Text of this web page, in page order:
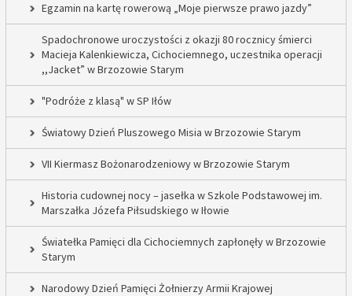
Egzamin na kartę rowerową „Moje pierwsze prawo jazdy”
Spadochronowe uroczystości z okazji 80 rocznicy śmierci
Macieja Kalenkiewicza, Cichociemnego, uczestnika operacji
,,Jacket” w Brzozowie Starym
"Podróże z klasą" w SP Iłów
Światowy Dzień Pluszowego Misia w Brzozowie Starym
VII Kiermasz Bożonarodzeniowy w Brzozowie Starym
Historia cudownej nocy – jasełka w Szkole Podstawowej im.
Marszałka Józefa Piłsudskiego w Iłowie
Światełka Pamięci dla Cichociemnych zapłonęły w Brzozowie
Starym
Narodowy Dzień Pamięci Żołnierzy Armii Krajowej